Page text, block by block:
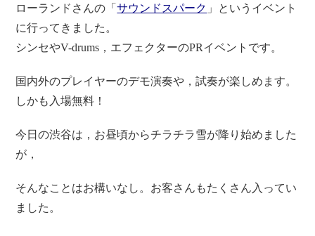
ローランドさんの「サウンドスパーク 」というイベント
に行ってきました。
シンセやV-drums，エフェクターのPRイベントです。
国内外のプレイヤーのデモ演奏や ，試奏が楽しめます。
しかも入場無料！
今日の渋谷は，お昼頃からチラチラ雪が降り始めました
が，
そんなことはお構いなし。 お客さんもたくさん入ってい
ました。